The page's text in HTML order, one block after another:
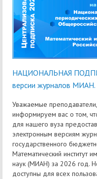
НАЦИОНАЛЬНАЯ
версии журналов МИАН.
Уважаемые
информируем вас о том,
для нашего вуза
электронным версиям
государственного
Математический институт
наук (МИАН) за 2026 год.
доступны для всех